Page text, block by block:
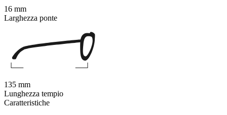
Caratteristiche
16 mm
Larghezza ponte
135 mm
Lunghezza tempio